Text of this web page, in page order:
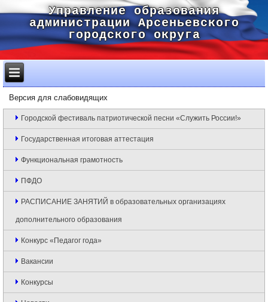
Управление образования
администрации Арсеньевского
городского округа
Версия для слабовидящих
Городской фестиваль патриотической песни «Служить России!»
Государственная итоговая аттестация
Функциональная грамотность
ПФДО
РАСПИСАНИЕ ЗАНЯТИЙ в образовательных организациях
дополнительного образования
Конкурс «Педагог года»
Вакансии
Конкурсы